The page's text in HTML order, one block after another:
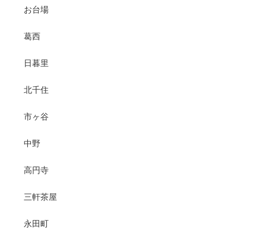
お台場
葛西
日暮里
北千住
市ヶ谷
中野
高円寺
三軒茶屋
永田町